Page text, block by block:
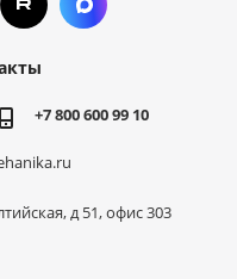
+7 800 600 99 10
д 51, офис 303